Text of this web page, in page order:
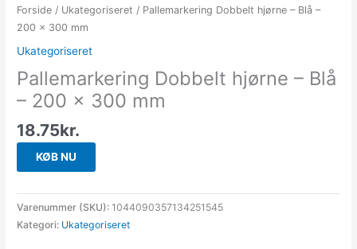
Forside / Ukategoriseret / Pallemarkering Dobbelt hjørne – Blå –
200 x 300 mm
Ukategoriseret
Pallemarkering Dobbelt hjørne – Blå
– 200 x 300 mm
18.75kr.
KØB NU
Varenummer (SKU): 1044090357134251545
Kategori: Ukategoriseret